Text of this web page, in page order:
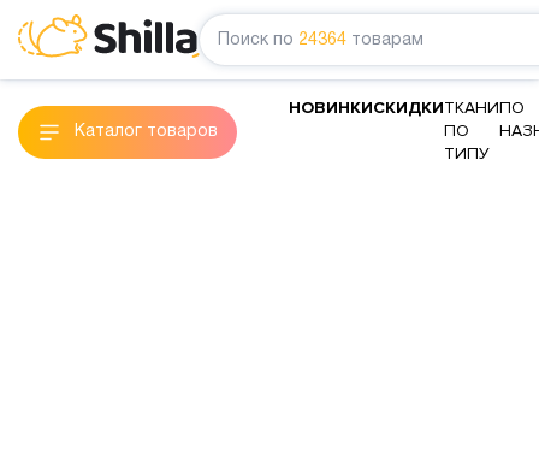
Поиск по 24364 товарам
Каталог товаров
НОВИНКИСКИДКИТКАНИ
ПО
ТИПУ
ПО